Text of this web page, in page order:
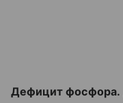
Дефицит фосфора.